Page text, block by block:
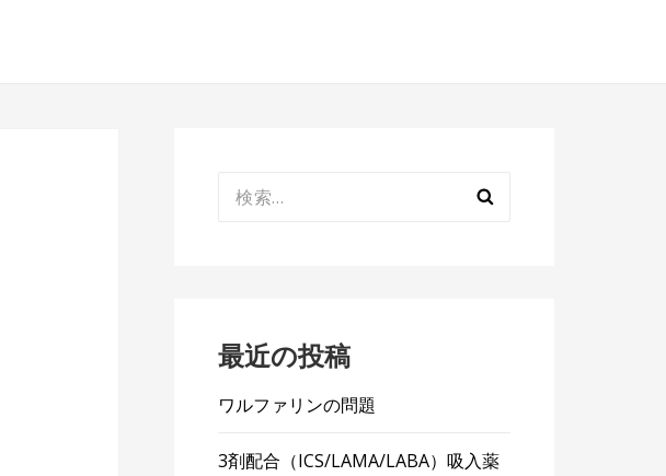
索:
最近の投稿
ワルファリンの問題
3剤配合（ICS/LAMA/LABA）吸入薬